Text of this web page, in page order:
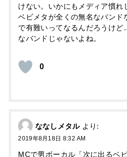
けない。いかにもメディア慣れ
ベビメタが全くの無名なバンド
で有難いってなるんだろうけ
なバンドじゃないよね。
0
ななしメタル より:
2019年8月18日 8:32 AM
MCで男ボーカル「次に出るベ